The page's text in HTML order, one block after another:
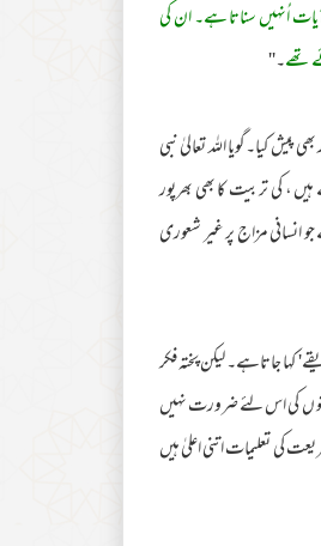
اُنہیں سناتا ہے۔ ان کی
تھے۔''
کیا۔گویا اللہ تعالیٰ نبی
، کی تربیت کا بھی بھرپور
جو انسانی مزاج پر غیر شعوری
کہا جاتاہے۔ لیکن پختہ فکر
کی اس لئے ضرورت نہیں
کی تعلیمات اتنی اعلیٰ ہیں